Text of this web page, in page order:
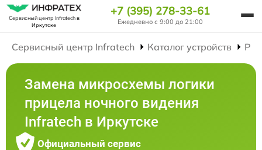
Сервисный центр Infratechв
Иркутске
+7 (395) 278-33-61
Ежедневно с 9:00 до 21:00
Сервисный центр Infratech Каталог устройств
Замена микросхемы логики
прицела ночного видения
Infratech в Иркутске
Официальный сервис